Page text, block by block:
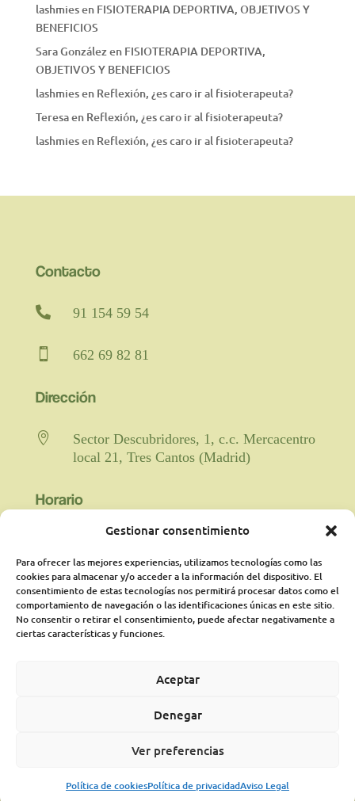
Gestionar consentimiento
Para ofrecer las mejores experiencias, utilizamos tecnologías como las
cookies para almacenar y/o acceder a la información del dispositivo. El
consentimiento de estas tecnologías nos permitirá procesar datos como el
comportamiento de navegación o las identificaciones únicas en este sitio.
No consentir o retirar el consentimiento, puede afectar negativamente a
ciertas características y funciones.
Aceptar
Denegar
Ver preferencias
Política de cookiesPolítica de privacidadAviso Legal
lashmiesen FISIOTERAPIA DEPORTIVA, OBJETIVOS Y
BENEFICIOS
Sara Gonzálezen FISIOTERAPIA DEPORTIVA,
OBJETIVOS Y BENEFICIOS
lashmiesen Reflexión, ¿es caro ir al fisioterapeuta?
Teresaen Reflexión, ¿es caro ir al fisioterapeuta?
lashmiesen Reflexión, ¿es caro ir al fisioterapeuta?
Contacto
 91 154 59 54
 662 69 82 81
Dirección

Sector Descubridores, 1, c.c. Mercacentro
local 21, Tres Cantos (Madrid)
Horario
viernes de 9:00 a 21:00 horas
ininterrumpido.
Psicología: Lunes de 18:00 a 21:00
presencialmente y martes online de 16:00a
Política de privacidad|Política de cookies